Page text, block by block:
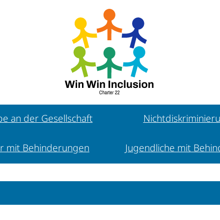
an der Gesellschaft
mit Behinderungen Jugendliche mit